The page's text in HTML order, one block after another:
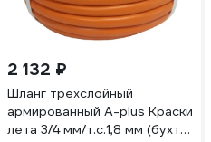
2 132 ₽
Шланг трехслойный
армированный A-plus Краски
лета 3/4 мм/т.с.1,8 мм (бухта